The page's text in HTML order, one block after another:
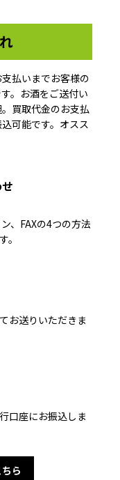
払いまでお客様の
。お酒をご送付い
買取代金のお支払
可能です。オスス
、FAXの4つの方法
。
お送りいただきま
口座にお振込しま
ら